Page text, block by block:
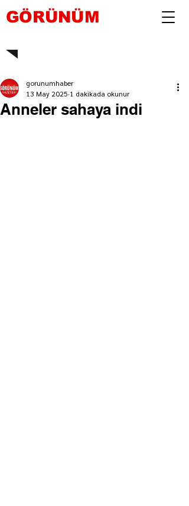
GÖRÜNÜM
Anneler sahaya indi
gorunumhaber
13 May 2025 1 dakikada okunur